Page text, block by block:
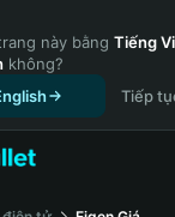
này bằng Tiếng
không?
Tiếp